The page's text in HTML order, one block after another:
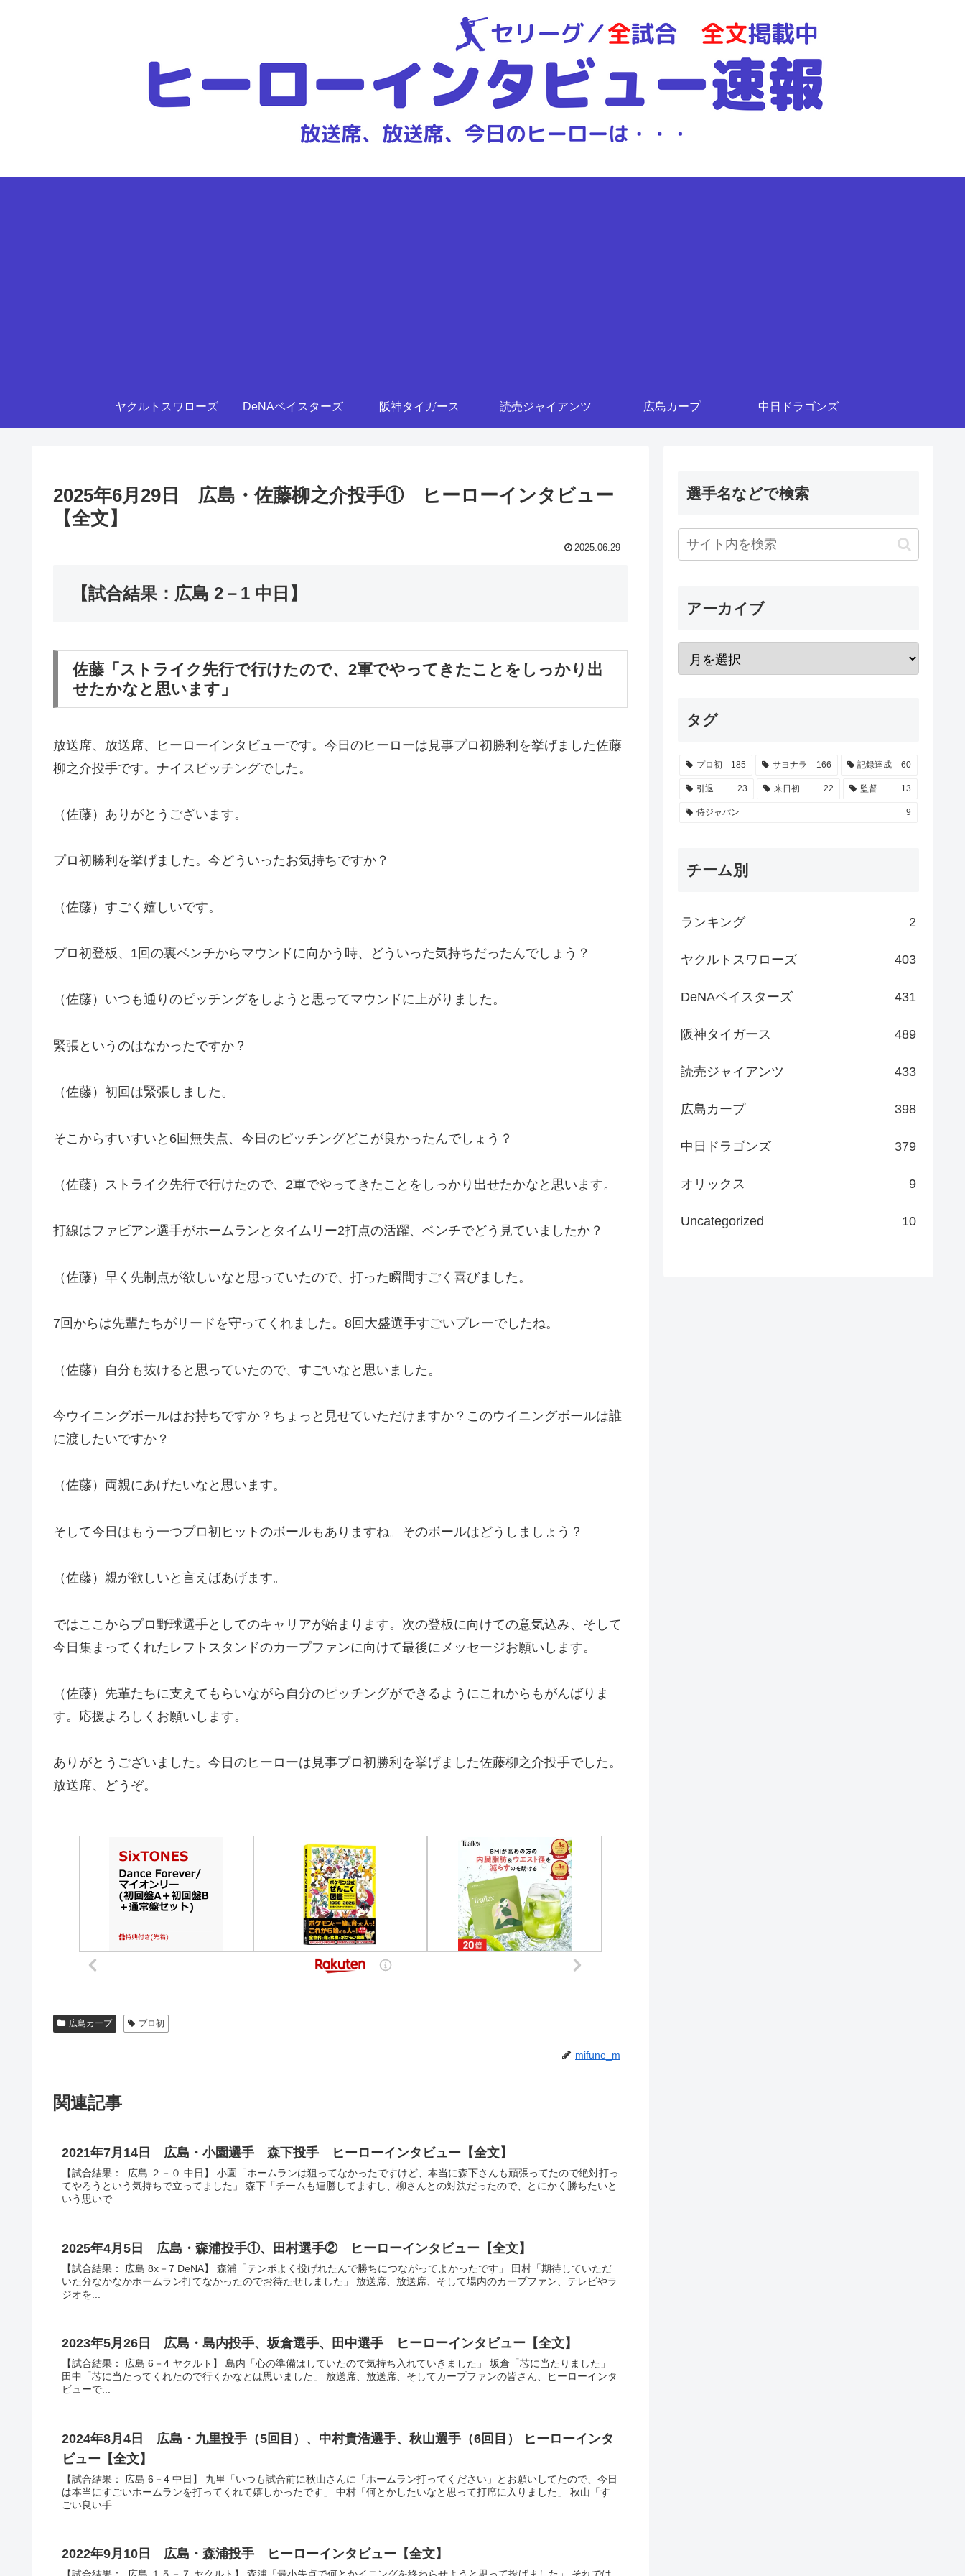
ヤクルトスワローズ DeNAベイスターズ 阪神タイガース 読売ジャイアンツ 広島カープ 中日ドラゴンズ
2025年6月29日 広島・佐藤柳之介投手① ヒーローインタビュー
【全文】
2025.06.29
【試合結果：広島 2－1 中日】
佐藤「ストライク先行で行けたので、2軍でやってきたことをしっかり出
せたかなと思います」
放送席、放送席、ヒーローインタビューです。今日のヒーローは見事プロ初勝利を挙げました佐藤
柳之介投手です。ナイスピッチングでした。
（佐藤）ありがとうございます。
プロ初勝利を挙げました。今どういったお気持ちですか？
（佐藤）すごく嬉しいです。
プロ初登板、1回の裏ベンチからマウンドに向かう時、どういった気持ちだったんでしょう？
（佐藤）いつも通りのピッチングをしようと思ってマウンドに上がりました。
緊張というのはなかったですか？
（佐藤）初回は緊張しました。
そこからすいすいと6回無失点、今日のピッチングどこが良かったんでしょう？
（佐藤）ストライク先行で行けたので、2軍でやってきたことをしっかり出せたかなと思います。
打線はファビアン選手がホームランとタイムリー2打点の活躍、ベンチでどう見ていましたか？
（佐藤）早く先制点が欲しいなと思っていたので、打った瞬間すごく喜びました。
7回からは先輩たちがリードを守ってくれました。8回大盛選手すごいプレーでしたね。
（佐藤）自分も抜けると思っていたので、すごいなと思いました。
今ウイニングボールはお持ちですか？ちょっと見せていただけますか？このウイニングボールは誰
に渡したいですか？
（佐藤）両親にあげたいなと思います。
そして今日はもう一つプロ初ヒットのボールもありますね。そのボールはどうしましょう？
（佐藤）親が欲しいと言えばあげます。
ではここからプロ野球選手としてのキャリアが始まります。次の登板に向けての意気込み、そして
今日集まってくれたレフトスタンドのカープファンに向けて最後にメッセージお願いします。
（佐藤）先輩たちに支えてもらいながら自分のピッチングができるようにこれからもがんばりま
す。応援よろしくお願いします。
ありがとうございました。今日のヒーローは見事プロ初勝利を挙げました佐藤柳之介投手でした。
放送席、どうぞ。
広島カープ プロ初
mifune_m
関連記事
2021年7月14日 広島・小園選手 森下投手 ヒーローインタビュー【全文】
【試合結果： 広島 ２－０ 中日】 小園「ホームランは狙ってなかったですけど、本当に森下さんも頑張ってたので絶対打っ
てやろうという気持ちで立ってました」 森下「チームも連勝してますし、柳さんとの対決だったので、とにかく勝ちたいと
いう思いで...
2025年4月5日 広島・森浦投手①、田村選手② ヒーローインタビュー【全文】
【試合結果： 広島 8x－7 DeNA】 森浦「テンポよく投げれたんで勝ちにつながってよかったです」 田村「期待していただ
いた分なかなかホームラン打てなかったのでお待たせしました」 放送席、放送席、そして場内のカープファン、テレビやラ
ジオを...
2023年5月26日 広島・島内投手、坂倉選手、田中選手 ヒーローインタビュー【全文】
【試合結果： 広島 6－4 ヤクルト】 島内「心の準備はしていたので気持ち入れていきました」 坂倉「芯に当たりました」
田中「芯に当たってくれたので行くかなとは思いました」 放送席、放送席、そしてカープファンの皆さん、ヒーローインタ
ビューで...
2024年8月4日 広島・九里投手（5回目）、中村貴浩選手、秋山選手（6回目） ヒーローインタ
ビュー【全文】
【試合結果： 広島 6－4 中日】 九里「いつも試合前に秋山さんに「ホームラン打ってください」とお願いしてたので、今日
は本当にすごいホームランを打ってくれて嬉しかったです」 中村「何とかしたいなと思って打席に入りました」 秋山「す
ごい良い手...
2022年9月10日 広島・森浦投手 ヒーローインタビュー【全文】
選手名などで検索
アーカイブ
タグ
プロ初 185 サヨナラ 166 記録達成 60
引退 23 来日初 22 監督 13
侍ジャパン 9
チーム別
ランキング 2
ヤクルトスワローズ 403
DeNAベイスターズ 431
阪神タイガース 489
読売ジャイアンツ 433
広島カープ 398
中日ドラゴンズ 379
オリックス 9
Uncategorized 10